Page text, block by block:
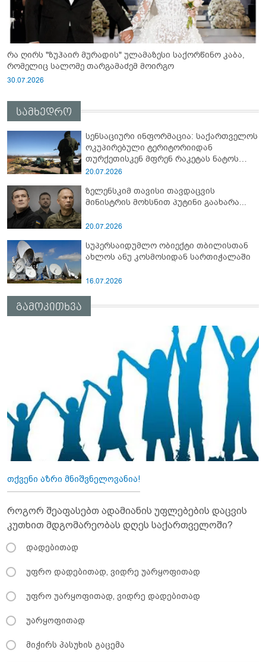
რა ღირს "ზუჰაირ მურადის" ულამაზესი საქორწინო კაბა,
რომელიც სალომე თარგამაძემ მოირგო
30.07.2026
სამხედრო
სენსაციური ინფორმაცია: საქართველოს
ოკუპირებული ტერიტორიიდან
თურქეთისკენ მფრენ რაკეტას ნატოს
სამიტი კინაღამ ჩაუშლია
20.07.2026
ზელენსკიმ თავისი თავდაცვის
მინისტრის მოხსნით პუტინი გაახარა...
20.07.2026
სუპერსაიდუმლო ობიექტი თბილისთან
ახლოს ანუ კოსმოსიდან სართიჭალაში
16.07.2026
გამოკითხვა
თქვენი აზრი მნიშვნელოვანია!
როგორ შეაფასებთ ადამიანის უფლებების დაცვის
კუთხით მდგომარეობას დღეს საქართველოში?
დადებითად
უფრო დადებითად, ვიდრე უარყოფითად
უფრო უარყოფითად, ვიდრე დადებითად
უარყოფითად
მიჭირს პასუხის გაცემა